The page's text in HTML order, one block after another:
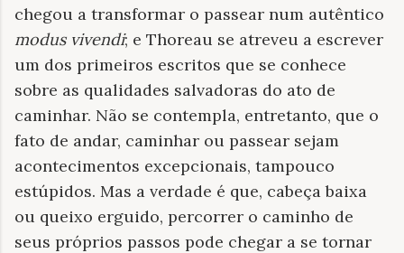
chegou a transformar o passear num autêntico
modus vivendi; e Thoreau se atreveu a escrever
um dos primeiros escritos que se conhece
sobre as qualidades salvadoras do ato de
caminhar. Não se contempla, entretanto, que o
fato de andar, caminhar ou passear sejam
acontecimentos excepcionais, tampouco
estúpidos. Mas a verdade é que, cabeça baixa
ou queixo erguido, percorrer o caminho de
seus próprios passos pode chegar a se tornar